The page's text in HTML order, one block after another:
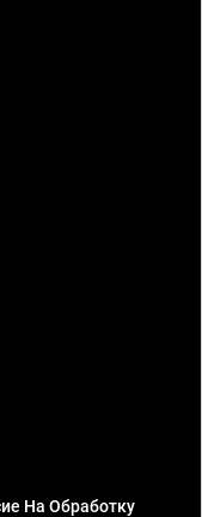
На Обработку